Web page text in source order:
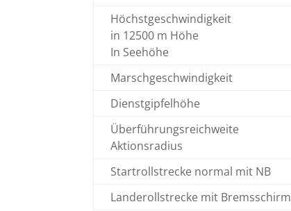
Höchstgeschwindigkeit
in 12500 m Höhe
In Seehöhe
Marschgeschwindigkeit
Dienstgipfelhöhe
Überführungsreichweite
Aktionsradius
Startrollstrecke normal mit NB
Landerollstrecke mit Bremsschirm